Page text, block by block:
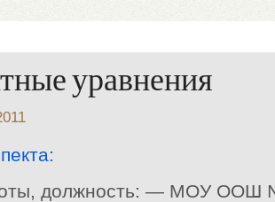
уравнения
должность: — МОУ ООШ